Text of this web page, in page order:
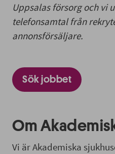
Uppsalas försorg och vi
telefonsamtal från
annonsförsäljare.
Sök jobbet
Om
Vi är Akademiska